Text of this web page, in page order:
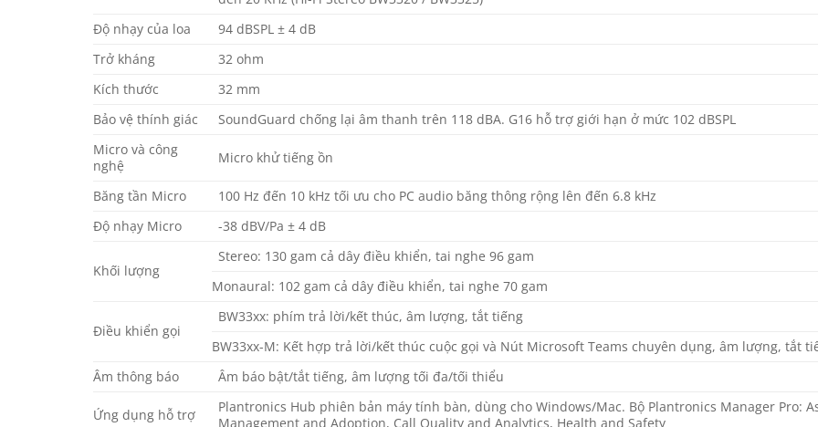
Độ nhạy của loa
94 dBSPL ± 4 dB
Trở kháng
32 ohm
Kích thước
32 mm
Bảo vệ thính giác
SoundGuard chống lại âm thanh trên 118 dBA. G16 hỗ trợ giới hạn ở mức 102 dBSPL
Micro và công
nghệ
Micro khử tiếng ồn
Băng tần Micro
100 Hz đến 10 kHz tối ưu cho PC audio băng thông rộng lên đến 6.8 kHz
Độ nhạy Micro
-38 dBV/Pa ± 4 dB
Khối lượng
Stereo: 130 gam cả dây điều khiển, tai nghe 96 gam
Monaural: 102 gam cả dây điều khiển, tai nghe 70 gam
Điều khiển gọi
BW33xx: phím trả lời/kết thúc, âm lượng, tắt tiếng
BW33xx-M: Kết hợp trả lời/kết thúc cuộc gọi và Nút Microsoft Teams chuyên dụng, âm lượng, tắt
Âm thông báo
Âm báo bật/tắt tiếng, âm lượng tối đa/tối thiểu
Ứng dụng hỗ trợ
Plantronics Hub phiên bản máy tính bàn, dùng cho Windows/Mac. Bộ Plantronics Manager Pro:
Management and Adoption, Call Quality and Analytics, Health and Safety